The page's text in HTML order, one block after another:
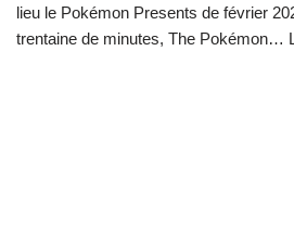
lieu le Pokémon Presents de février
trentaine de minutes, The Pokémon…